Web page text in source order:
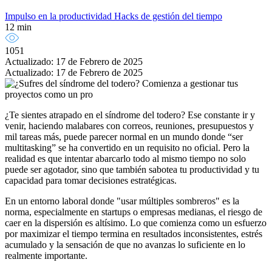
Impulso en la productividad Hacks de gestión del tiempo
12 min
1051
Actualizado: 17 de Febrero de 2025
Actualizado: 17 de Febrero de 2025
¿Te sientes atrapado en el síndrome del todero? Ese constante ir y
venir, haciendo malabares con correos, reuniones, presupuestos y
mil tareas más, puede parecer normal en un mundo donde “ser
multitasking” se ha convertido en un requisito no oficial. Pero la
realidad es que intentar abarcarlo todo al mismo tiempo no solo
puede ser agotador, sino que también sabotea tu productividad y tu
capacidad para tomar decisiones estratégicas.
En un entorno laboral donde "usar múltiples sombreros" es la
norma, especialmente en startups o empresas medianas, el riesgo de
caer en la dispersión es altísimo. Lo que comienza como un esfuerzo
por maximizar el tiempo termina en resultados inconsistentes, estrés
acumulado y la sensación de que no avanzas lo suficiente en lo
realmente importante.